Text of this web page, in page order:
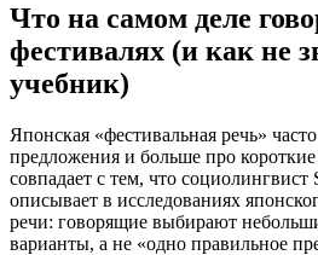
Что на самом деле
фестивалях (и как не
учебник)
Японская «фестивальная речь»
предложения и больше про
совпадает с тем, что социолингвист
описывает в исследованиях
речи: говорящие выбирают
варианты, а не «одно правильное